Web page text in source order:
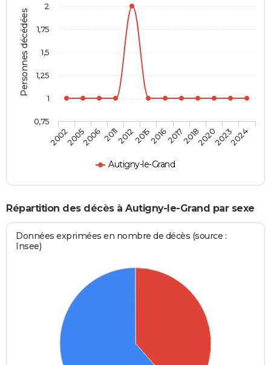
Personnes décédées
Autigny-le-Grand
200220052006 201120122015201620172018202020232024
0,75
1
1,25
1,5
1,75
2
Répartition des décès à Autigny-le-Grand par sexe
Données exprimées en nombre de décès (source :
Insee)